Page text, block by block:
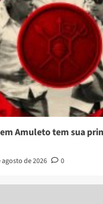
Amuleto tem sua
agosto de 2026 0